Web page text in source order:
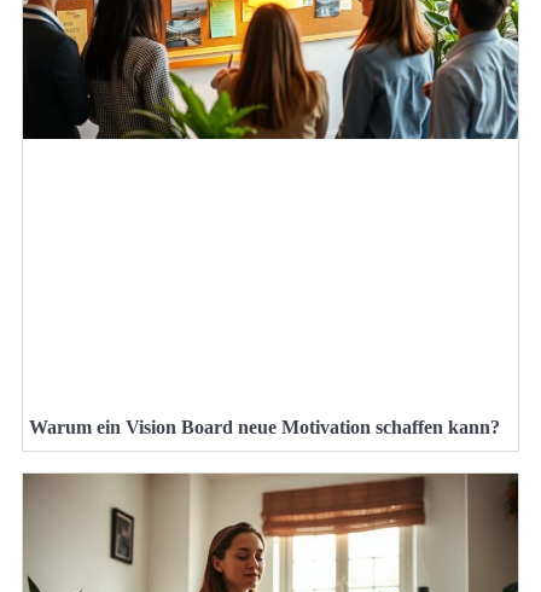
Warum ein Vision Board neue Motivation schaffen kann?